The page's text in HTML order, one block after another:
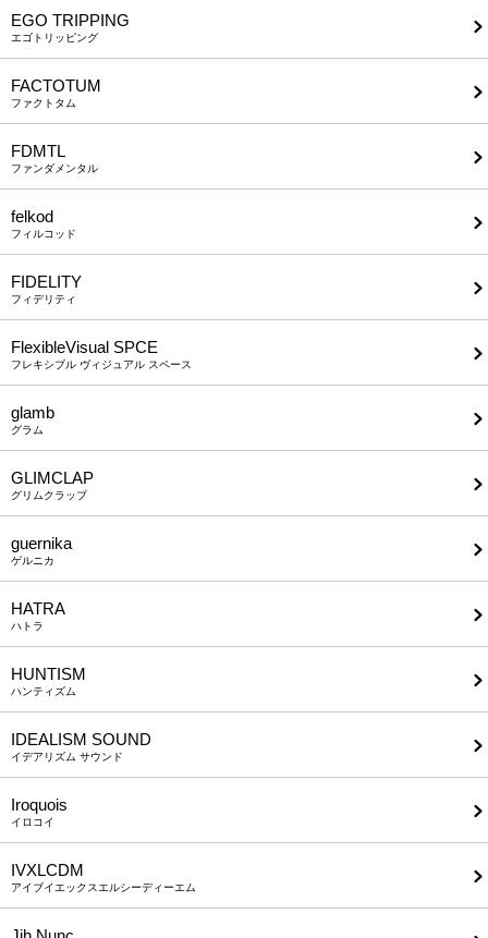
EGO TRIPPING
エゴトリッピング
FACTOTUM
ファクトタム
FDMTL
ファンダメンタル
felkod
フィルコッド
FIDELITY
フィデリティ
FlexibleVisual SPCE
フレキシブル ヴィジュアル スペース
glamb
グラム
GLIMCLAP
グリムクラップ
guernika
ゲルニカ
HATRA
ハトラ
HUNTISM
ハンティズム
IDEALISM SOUND
イデアリズム サウンド
Iroquois
イロコイ
IVXLCDM
アイブイエックスエルシーディーエム